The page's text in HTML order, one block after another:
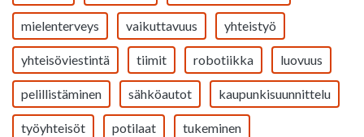
mielenterveys vaikuttavuus yhteistyö
yhteisöviestintä tiimit robotiikka luovuus
pelillistäminen sähköautot kaupunkisuunnittelu
työyhteisöt potilaat tukeminen